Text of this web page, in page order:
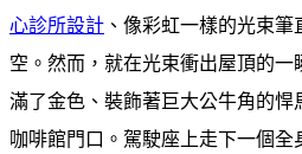
心診所設計 、像彩虹一樣的光束筆
空。然而，就在光束衝出屋頂的一
滿了金色、裝飾著巨大公牛角的悍
咖啡館門口。駕駛座上走下一個全